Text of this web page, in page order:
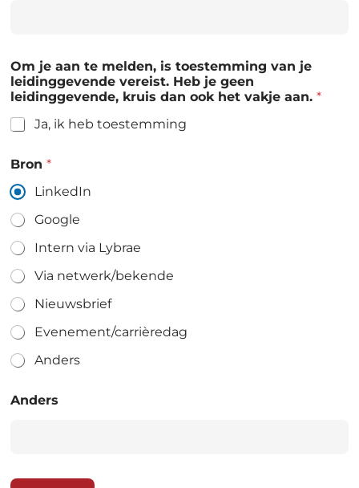
Om je aan te melden, is toestemming van je
leidinggevende vereist. Heb je geen
leidinggevende, kruis dan ook het vakje aan. *
Ja, ik heb toestemming
Bron *
LinkedIn
Google
Intern via Lybrae
Via netwerk/bekende
Nieuwsbrief
Evenement/carrièredag
Anders
Anders